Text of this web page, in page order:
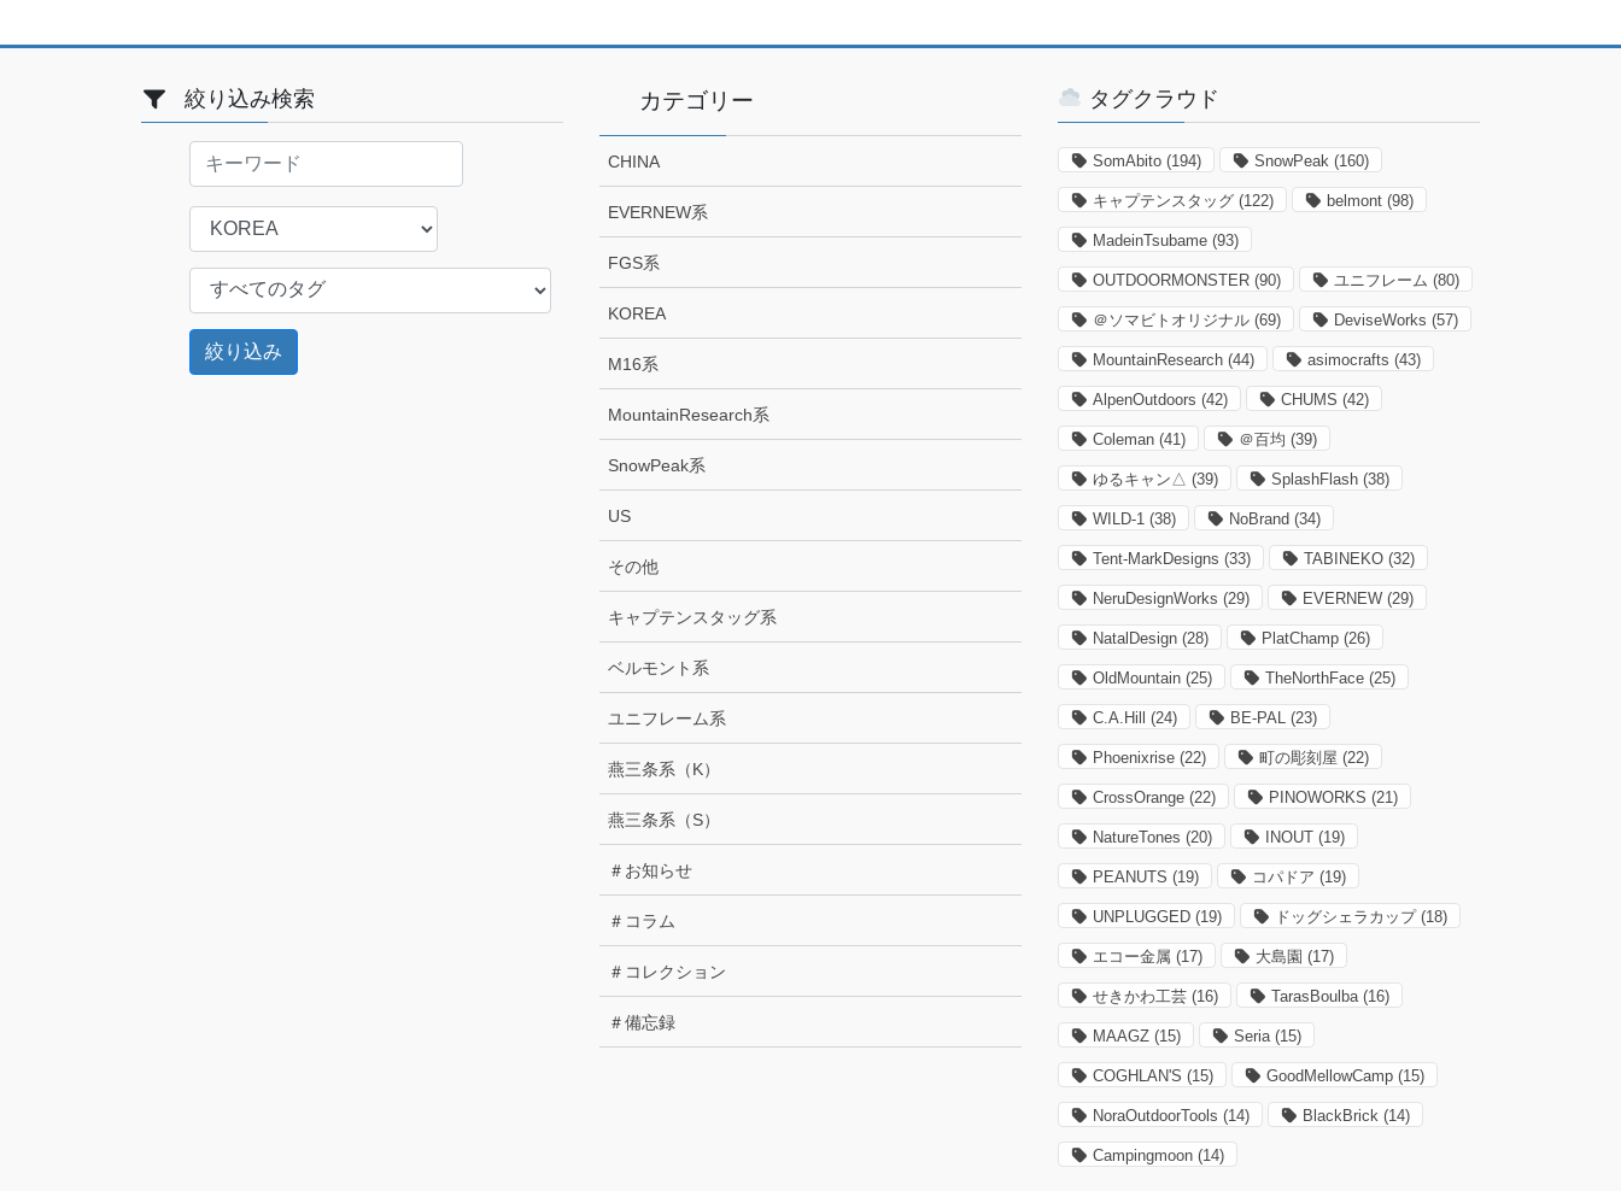
ペ
ー
絞り込み検索 カテゴリー
CHINA
EVERNEW系
FGS系
KOREA
M16系
MountainResearch系
SnowPeak系
US
その他
キャプテンスタッグ系
ベルモント系
ユニフレーム系
燕三条系（K）
燕三条系（S）
＃お知らせ
＃コラム
＃コレクション
＃備忘録
タグクラウド
SomAbito (194) SnowPeak (160)
キャプテンスタッグ (122) belmont (98)
MadeinTsubame (93)
OUTDOORMONSTER (90) ユニフレーム (80)
＠ソマビトオリジナル (69) DeviseWorks (57)
MountainResearch (44) asimocrafts (43)
AlpenOutdoors (42) CHUMS (42)
Coleman (41) ＠百均 (39)
ゆるキャン△ (39) SplashFlash (38)
WILD-1 (38) NoBrand (34)
Tent-MarkDesigns (33) TABINEKO (32)
NeruDesignWorks (29) EVERNEW (29)
NatalDesign (28) PlatChamp (26)
OldMountain (25) TheNorthFace (25)
C.A.Hill (24) BE-PAL (23)
Phoenixrise (22) 町の彫刻屋 (22)
CrossOrange (22) PINOWORKS (21)
NatureTones (20) INOUT (19)
PEANUTS (19) コパドア (19)
UNPLUGGED (19) ドッグシェラカップ(18)
エコー金属 (17) 大島園 (17)
せきかわ工芸 (16) TarasBoulba(16)
MAAGZ (15) Seria(15)
COGHLAN'S (15) GoodMellowCamp (15)
NoraOutdoorTools (14) BlackBrick (14)
Campingmoon (14)